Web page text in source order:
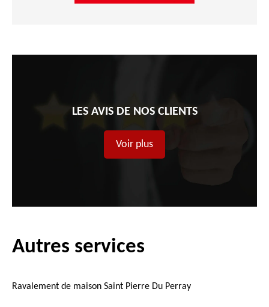
LES AVIS DE NOS CLIENTS
Voir plus
Autres services
Ravalement de maison Saint Pierre Du Perray